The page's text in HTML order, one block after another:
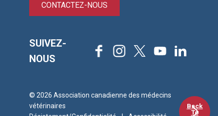
Back
To
CONTACTEZ-NOUS
SUIVEZ-
NOUS
FacebookInstagram
X YoutubeLinkedIn
© 2026 Association canadienne des médecins
vétérinaires